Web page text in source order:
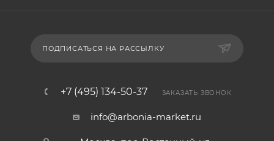
ПОДПИСАТЬСЯ НА РАССЫЛКУ
+7 (495) 134-50-37 ЗАКАЗАТЬ ЗВОНОК
info@arbonia-market.ru